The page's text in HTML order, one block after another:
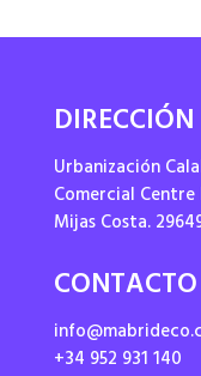
DIRECCIÓN
Urbanización
Comercial Centre
Mijas Costa.
CONTACTO
+34 952 931 140